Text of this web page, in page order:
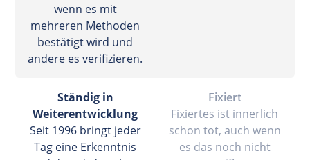
wenn es mit
mehreren Methoden
bestätigt wird und
andere es verifizieren.
Ständig in
Weiterentwicklung
Seit 1996 bringt jeder
Tag eine Erkenntnis
Fixiert
Fixiertes ist innerlich
schon tot, auch wenn
es das noch nicht